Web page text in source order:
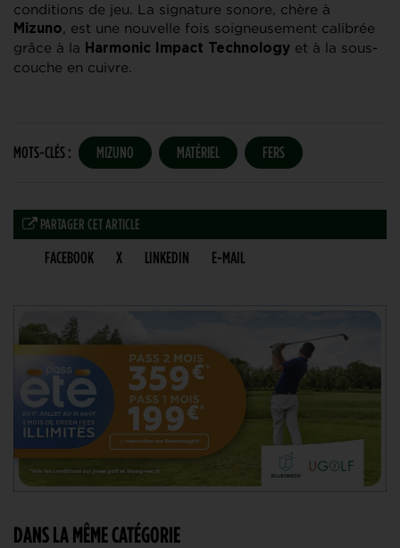
conditions de jeu. La signature sonore, chère à
Mizuno, est une nouvelle fois soigneusement calibrée
grâce à la Harmonic Impact Technology et à la sous-
couche en cuivre.
MOTS-CLÉS : MIZUNO MATÉRIEL FERS
PARTAGER CET ARTICLE
FACEBOOK X LINKEDIN E-MAIL
DANS LA MÊME CATÉGORIE